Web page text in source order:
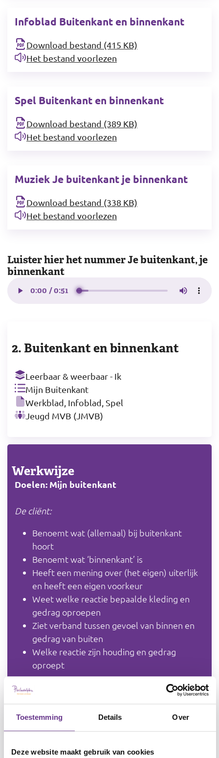
Toestemming Details Over
Deze website maakt gebruik van cookies
Infoblad Buitenkant en binnenkant
Download bestand (415 KB)
Het bestand voorlezen
Spel Buitenkant en binnenkant
Download bestand (389 KB)
Het bestand voorlezen
Muziek Je buitenkant je binnenkant
Download bestand (338 KB)
Het bestand voorlezen
Luister hier het nummer Je buitenkant, je
binnenkant
2. Buitenkant en binnenkant
Leerbaar & weerbaar - Ik
Mijn Buitenkant
Werkblad, Infoblad, Spel
Jeugd MVB (JMVB)
Werkwijze
Doelen: Mijn buitenkant
De cliënt:
Benoemt wat (allemaal) bij buitenkant
hoort
Benoemt wat ‘binnenkant’ is
Heeft een mening over (het eigen) uiterlijk
en heeft een eigen voorkeur
Weet welke reactie bepaalde kleding en
gedrag oproepen
Ziet verband tussen gevoel van binnen en
gedrag van buiten
Welke reactie zijn houding en gedrag
oproept
Waar werk je aan?
Je werkt van bewustzijn van buitenkant
(concreet) naar bewustzijn van binnenkant
(abstract).